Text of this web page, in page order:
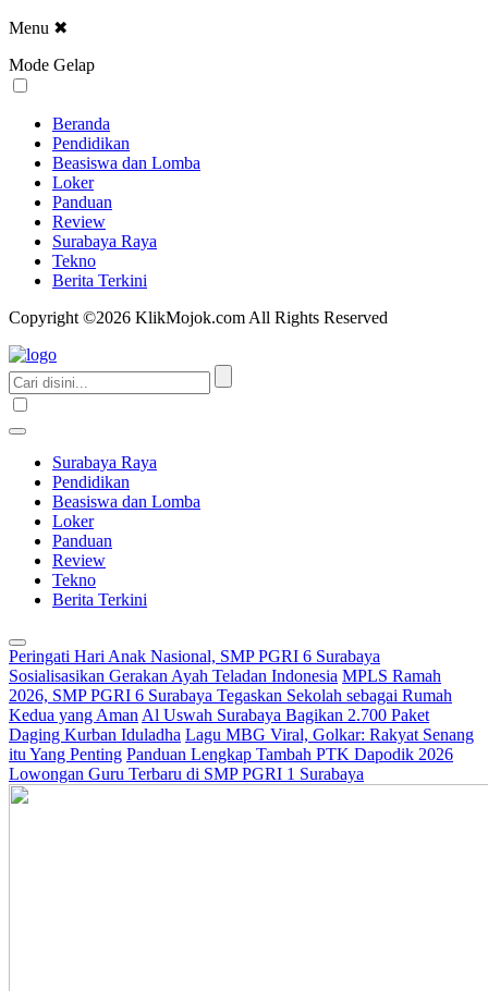
Menu ✖
Mode Gelap
Beranda
Pendidikan
Beasiswa dan Lomba
Loker
Panduan
Review
Surabaya Raya
Tekno
Berita Terkini
Copyright ©2026 KlikMojok.com All Rights Reserved
Surabaya Raya
Pendidikan
Beasiswa dan Lomba
Loker
Panduan
Review
Tekno
Berita Terkini
Peringati Hari Anak Nasional, SMP PGRI 6 Surabaya
Sosialisasikan Gerakan Ayah Teladan Indonesia MPLS Ramah
2026, SMP PGRI 6 Surabaya Tegaskan Sekolah sebagai Rumah
Kedua yang Aman Al Uswah Surabaya Bagikan 2.700 Paket
Daging Kurban Iduladha Lagu MBG Viral, Golkar: Rakyat Senang
itu Yang Penting Panduan Lengkap Tambah PTK Dapodik 2026
Lowongan Guru Terbaru di SMP PGRI 1 Surabaya